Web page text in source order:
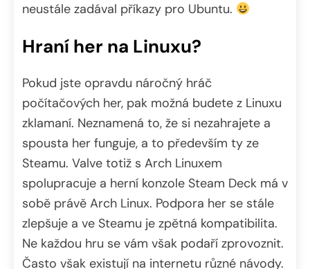
neustále zadával příkazy pro Ubuntu.
Hraní her na Linuxu?
Pokud jste opravdu náročný hráč
počítačových her, pak možná budete z Linuxu
zklamaní. Neznamená to, že si nezahrajete a
spousta her funguje, a to především ty ze
Steamu. Valve totiž s Arch Linuxem
spolupracuje a herní konzole Steam Deck má v
sobě právě Arch Linux. Podpora her se stále
zlepšuje a ve Steamu je zpětná kompatibilita.
Ne každou hru se vám však podaří zprovoznit.
Často však existují na internetu různé návody.